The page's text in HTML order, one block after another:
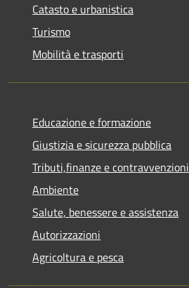
Catasto e urbanistica
Turismo
Mobilità e trasporti
Educazione e formazione
Giustizia e sicurezza pubblica
Tributi,finanze e contravvenzioni
Ambiente
Salute, benessere e assistenza
Autorizzazioni
Agricoltura e pesca